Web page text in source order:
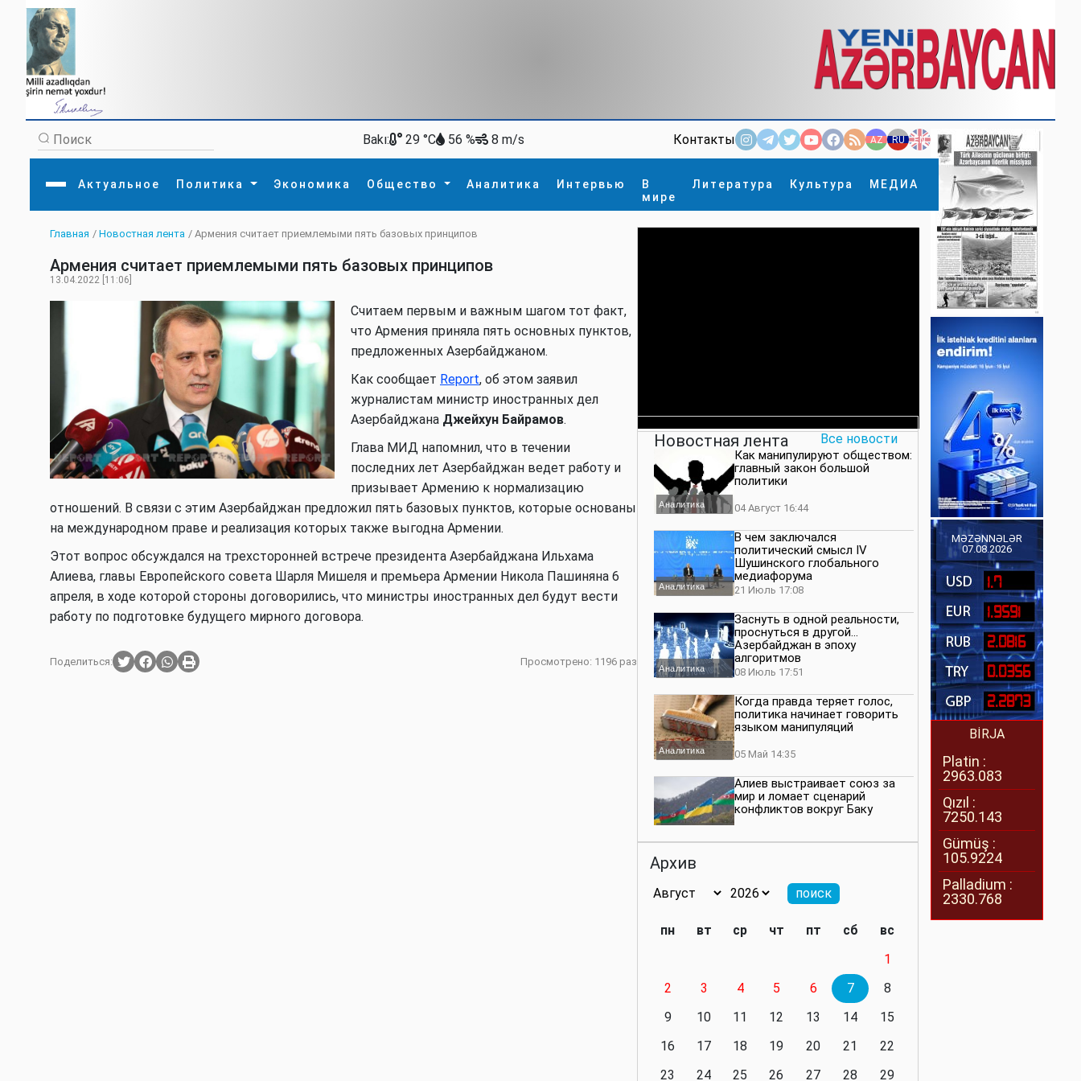
Bakı: 29 °C 56 % 8 m/s Контакты AZ RU EN
Актуальное Политика Экономика Общество Аналитика Интервью
В
мире
Литература Культура МЕДИА
×
Актуальное
Экономика
Культура
МЕДИА
Внешняя политика
Внутренняя политика
Туризм
Происшествие
Диаспора
İdman
Главная / Новостная лента / Армения считает приемлемыми пять базовых принципов
Армения считает приемлемыми пять базовых принципов
13.04.2022 [11:06]
Cчитаем первым и важным шагом тот факт,
что Армения приняла пять основных пунктов,
предложенных Азербайджаном.
Как сообщает Report, об этом заявил
журналистам министр иностранных дел
Азербайджана Джейхун Байрамов.
Глава МИД напомнил, что в течении
последних лет Азербайджан ведет работу и
призывает Армению к нормализацию
отношений. В связи с этим Азербайджан предложил пять базовых пунктов, которые основаны
на международном праве и реализация которых также выгодна Армении.
Этот вопрос обсуждался на трехсторонней встрече президента Азербайджана Ильхама
Алиева, главы Европейского совета Шарля Мишеля и премьера Армении Никола Пашиняна 6
апреля, в ходе которой стороны договорились, что министры иностранных дел будут вести
работу по подготовке будущего мирного договора.
Поделиться: Просмотрено: 1196 раз
Новостная лента Все новости
Аналитика
Как манипулируют обществом:
главный закон большой
политики
04 Август 16:44
Аналитика
В чем заключался
политический смысл IV
Шушинского глобального
медиафорума
21 Июль 17:08
Аналитика
Заснуть в одной реальности,
проснуться в другой…
Азербайджан в эпоху
алгоритмов
08 Июль 17:51
Аналитика
Когда правда теряет голос,
политика начинает говорить
языком манипуляций
05 Май 14:35
Алиев выстраивает союз за
мир и ломает сценарий
конфликтов вокруг Баку
значимость региона
нейтралитета больше не будет
Политика
президенту приходится все
делать самому
Архив
пн вт ср чт пт сб
вс
1
2
3 4 5 6 7
8
9
10 11 12 13 14
15
16
17 18 19 20 21
22
23
24 25 26 27 28
29
MƏZƏNNƏLƏR
07.08.2026
1.7
1.9591
2.0816
0.0356
2.2873
BİRJA
Platin :
2963.083
Qızıl :
7250.143
Gümüş :
105.9224
Palladium :
2330.768